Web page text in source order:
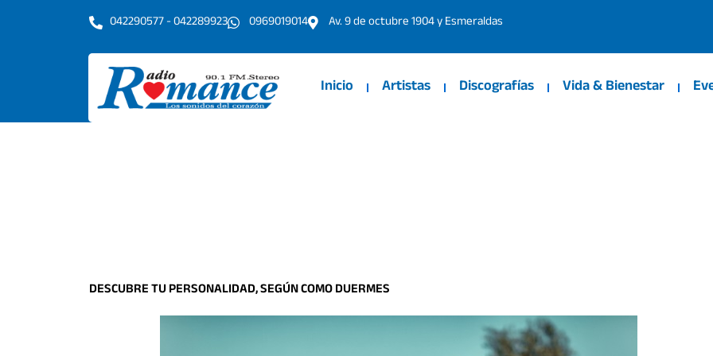
042290577 - 042289923 0969019014 Av. 9 de octubre 1904 y Esmeraldas
Inicio Artistas Discografías Vida & Bienestar
DESCUBRE TU PERSONALIDAD, SEGÚN COMO DUERMES